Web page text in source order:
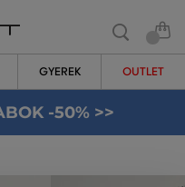
GYEREK OUTLET
-50% >>